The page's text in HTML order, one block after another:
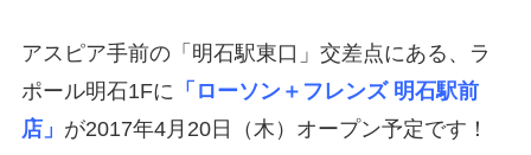
アスピア手前の「明石駅東口」交差点にある、ラ
ポール明石1Fに 「ローソン＋フレンズ 明石駅前
店」 が2017年4月20日（木）オープン予定です！